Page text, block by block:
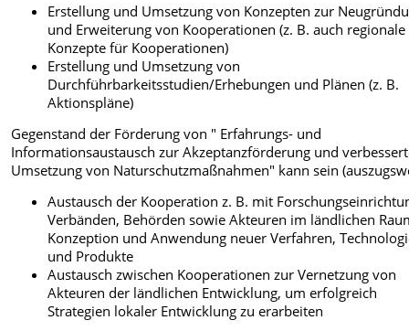
Erstellung und Umsetzung von Konzepten zur
und Erweiterung von Kooperationen (z. B. auch regionale
Konzepte für Kooperationen)
Erstellung und Umsetzung von
Durchführbarkeitsstudien/Erhebungen und Plänen (z. B.
Aktionspläne)
Gegenstand der Förderung von " Erfahrungs- und
Informationsaustausch zur Akzeptanzförderung und
Umsetzung von Naturschutzmaßnahmen" kann sein
Austausch der Kooperation z. B. mit
Verbänden, Behörden sowie Akteuren im ländlichen
Konzeption und Anwendung neuer Verfahren,
und Produkte
Austausch zwischen Kooperationen zur Vernetzung von
Akteuren der ländlichen Entwicklung, um erfolgreich
Strategien lokaler Entwicklung zu erarbeiten